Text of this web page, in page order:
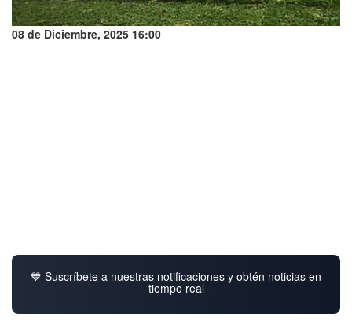
08 de Diciembre, 2025 16:00
💙 Suscríbete a nuestras notificaciones y obtén noticias en
tiempo real